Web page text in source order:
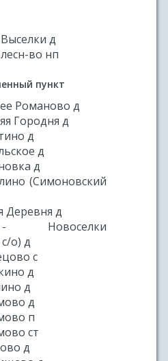
д
во нп
пункт
Романово д
Городня д
д
д
д
(Симоновский
Деревня д
Новоселки
о) д
с
д
д
д
п
ст
д